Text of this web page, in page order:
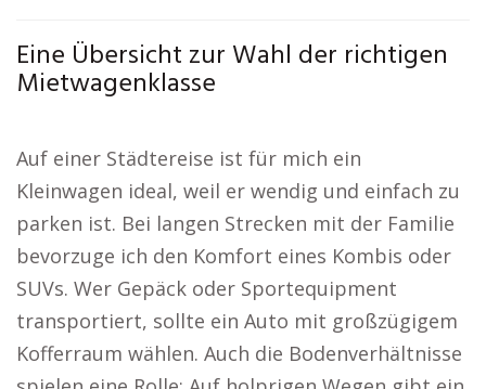
Eine Übersicht zur Wahl der richtigen
Mietwagenklasse
Auf einer Städtereise ist für mich ein
Kleinwagen ideal, weil er wendig und einfach zu
parken ist. Bei langen Strecken mit der Familie
bevorzuge ich den Komfort eines Kombis oder
SUVs. Wer Gepäck oder Sportequipment
transportiert, sollte ein Auto mit großzügigem
Kofferraum wählen. Auch die Bodenverhältnisse